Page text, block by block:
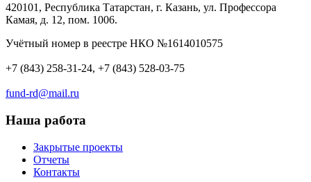
420101, Республика Татарстан, г. Казань, ул. Профессора
Камая, д. 12, пом. 1006.
Учётный номер в реестре НКО №1614010575
+7 (843) 258-31-24, +7 (843) 528-03-75
fund-rd@mail.ru
Наша работа
Закрытые проекты
Отчеты
Контакты